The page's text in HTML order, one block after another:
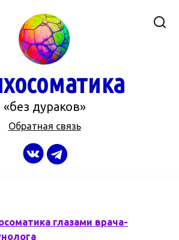
«без дураков»
Обратная связь
глазами врача-